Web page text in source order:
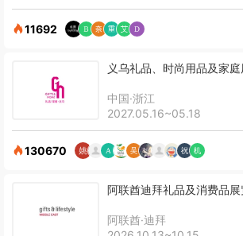
11692
义乌礼品、时尚用品及家
中国·浙江
2027.05.16~05.18
130670
阿联酋迪拜礼品及消费品展
阿联酋·迪拜